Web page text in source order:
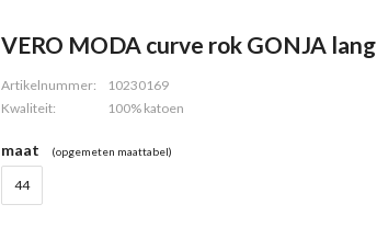
VERO MODA curve rok GONJA lang
Artikelnummer:
10230169
Kwaliteit:
100% katoen
maat (opgemeten maattabel)
44